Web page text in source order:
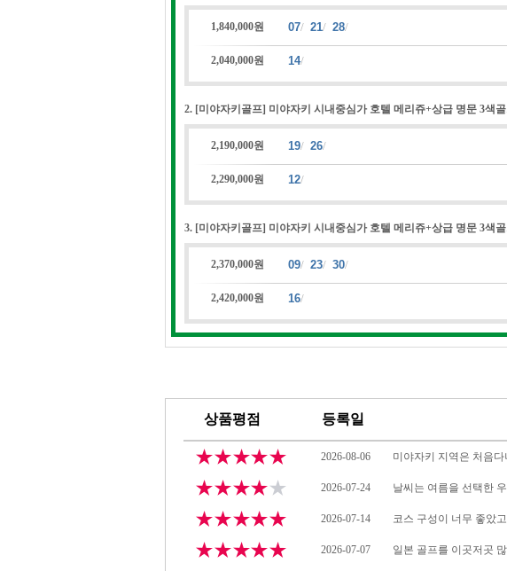
1,840,000원 07/ 21/ 28/
2,040,000원 14/
2. [미야자키골프] 미야자키 시내중심가 호텔 메리쥬+상급 명문 3색
2,190,000원 19/ 26/
2,290,000원 12/
3. [미야자키골프] 미야자키 시내중심가 호텔 메리쥬+상급 명문 3색
2,370,000원 09/ 23/ 30/
2,420,000원 16/
상품평점 등록일
2026-08-06 미야자키 지역은 처음
2026-07-24 날씨는 여름을 선택한
2026-07-14 코스 구성이 너무 좋았
2026-07-07 일본 골프를 이곳저곳